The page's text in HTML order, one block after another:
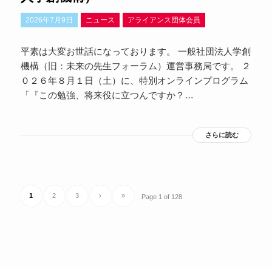
2026年7月9日 ニュース アライアンス団体会員
平素は大変お世話になっております。 一般社団法人学創
機構（旧：未来の先生フォーラム）運営事務局です。 ２
０２６年８月１日（土）に、特別オンラインプログラム
「『この勉強、将来役に立つんですか？…
さらに読む
Page 1 of 128
1 2 3 › »